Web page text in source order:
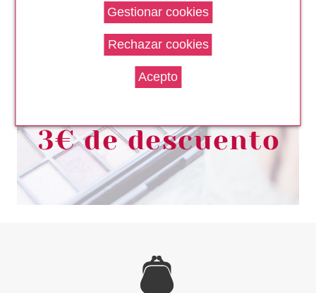
HASK TEXTURE SOLUTIONS
ACEITE FORTALECEDOR PARA
EL CUERO CABELLUDO 120 ML
Pvr 10.99€
-23%
desde
8.50€
HASK
HASK KERATIN PROTEIN